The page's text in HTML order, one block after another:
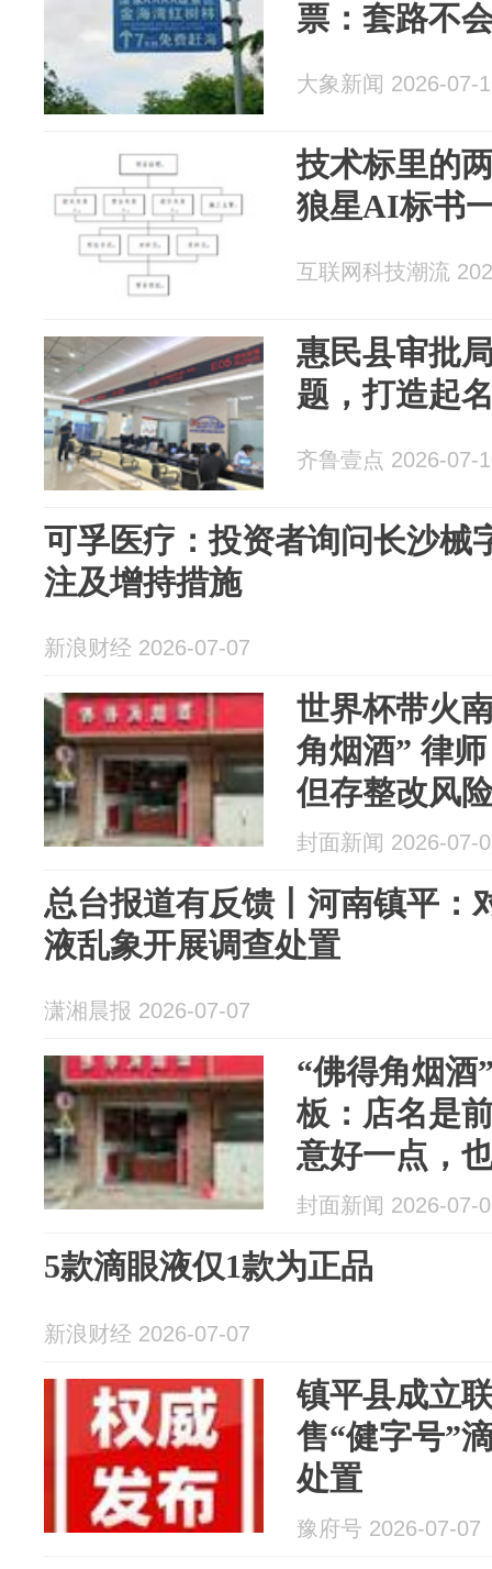
票：套路不
大象新闻 2026-07-
技术标里的
狼星AI标书
互联网科技潮流
惠民县审批
题，打造起
齐鲁壹点 2026-07-
可孚医疗：投资者询问长沙械
注及增持措施
新浪财经 2026-07-07
世界杯带火
角烟酒” 律
但存整改风
封面新闻 2026-07-
总台报道有反馈丨河南镇平：
液乱象开展调查处置
潇湘晨报 2026-07-07
“佛得角烟酒
板：店名是
意好一点，
师：不构成
封面新闻 2026-07-
5款滴眼液仅1款为正品
新浪财经 2026-07-07
镇平县成立
售“健字号”
处置
豫府号 2026-07-07